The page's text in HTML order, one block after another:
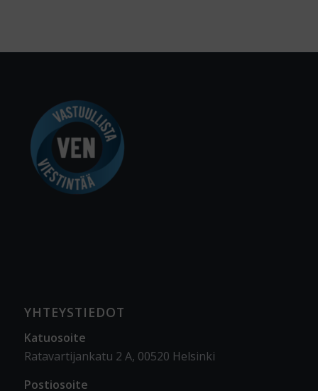
YHTEYSTIEDOT
Katuosoite
Ratavartijankatu 2 A, 00520 Helsinki
Postiosoite